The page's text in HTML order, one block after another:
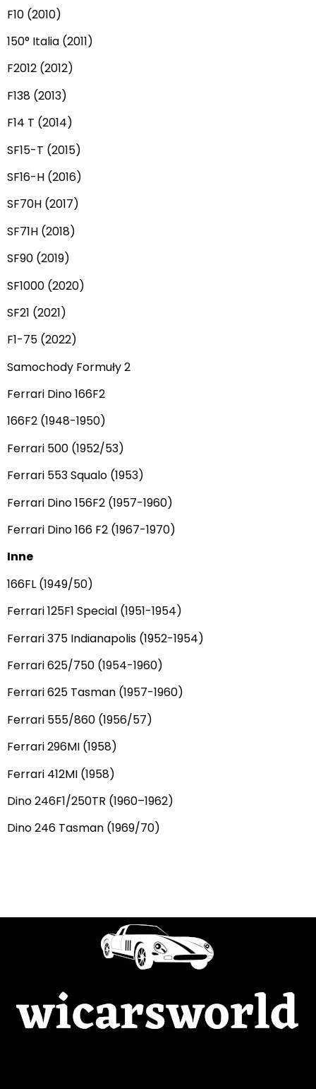
F10 (2010)
150° Italia (2011)
F2012 (2012)
F138 (2013)
F14 T (2014)
SF15-T (2015)
SF16-H (2016)
SF70H (2017)
SF71H (2018)
SF90 (2019)
SF1000 (2020)
SF21 (2021)
F1-75 (2022)
Samochody Formuły 2
Ferrari Dino 166F2
166F2 (1948-1950)
Ferrari 500 (1952/53)
Ferrari 553 Squalo (1953)
Ferrari Dino 156F2 (1957-1960)
Ferrari Dino 166 F2 (1967-1970)
Inne
166FL (1949/50)
Ferrari 125F1 Special (1951-1954)
Ferrari 375 Indianapolis (1952-1954)
Ferrari 625/750 (1954-1960)
Ferrari 625 Tasman (1957-1960)
Ferrari 555/860 (1956/57)
Ferrari 296MI (1958)
Ferrari 412MI (1958)
Dino 246F1/250TR (1960–1962)
Dino 246 Tasman (1969/70)